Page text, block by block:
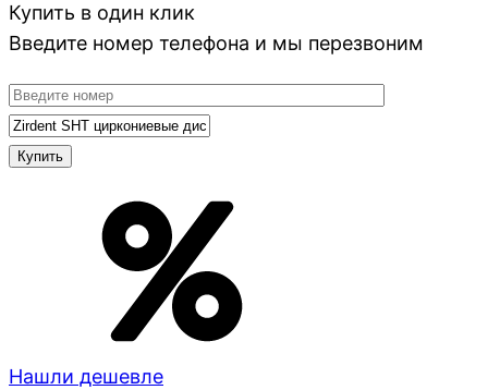
Купить в один клик
Введите номер телефона и мы перезвоним
Нашли дешевле